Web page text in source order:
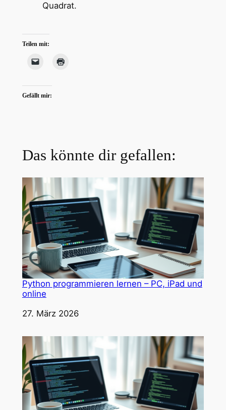
Quadrat.
Teilen mit:
Gefällt mir:
Das könnte dir gefallen:
Python programmieren lernen – PC, iPad und
online
Datum
27. März 2026